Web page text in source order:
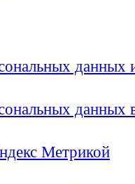
Метрикой